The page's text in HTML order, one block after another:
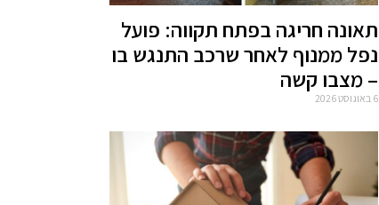
תאונה חריגה בפתח תקווה: פועל
נפל ממנוף לאחר שרכב התנגש בו
– מצבו קשה
6 באוגוסט 2026